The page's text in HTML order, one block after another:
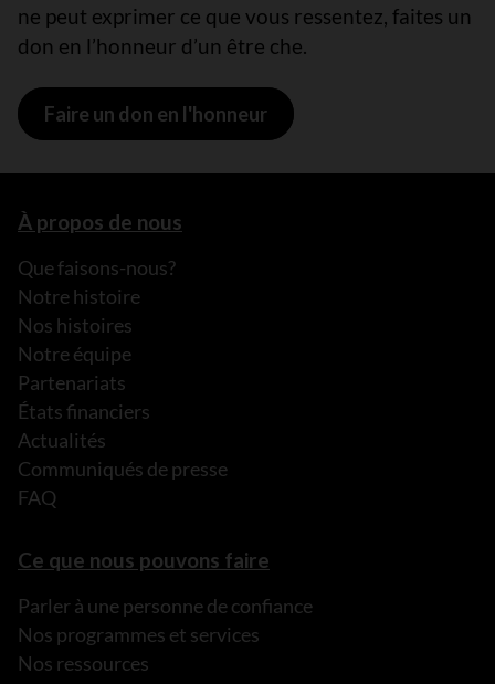
ne peut exprimer ce que vous ressentez, faites un
don en l’honneur d’un être che.
Faire un don en l'honneur
À propos de nous
Que faisons-nous?
Notre histoire
Nos histoires
Notre équipe
Partenariats
États financiers
Actualités
Communiqués de presse
FAQ
Ce que nous pouvons faire
Parler à une personne de confiance
Nos programmes et services
Nos ressources